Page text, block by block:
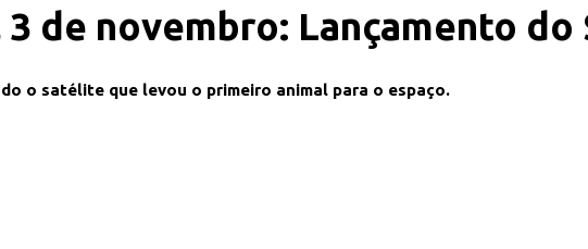
de novembro: Lançamento do
o satélite que levou o primeiro animal para o espaço.